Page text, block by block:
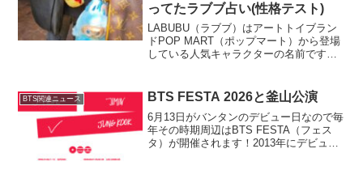
ってたラブブ占い(性格テスト)
LABUBU（ラブブ）はアートトイブラン
ドPOP MART（ポップマート）から登場
している人気キャラクターの名前です。
つけている写真がインスタなどにアップ
BTS関連ニュース BTS FESTA 2026と釜山公演
6月13日がバンタンのデビュー日なので毎
年その時期周辺はBTS FESTA（フェス
タ）が開催されます！2013年にデビュー